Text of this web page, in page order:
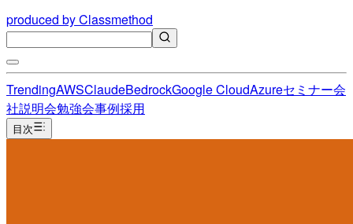
produced by Classmethod
TrendingAWSClaudeBedrockGoogle CloudAzureセミナー会
社説明会勉強会事例採用
目次